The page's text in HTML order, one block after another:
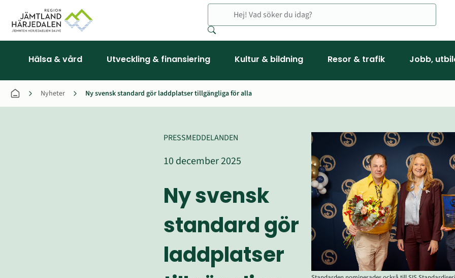
Hälsa & vård Utveckling & finansiering Kultur & bildning Resor & trafik Jobb,
Nyheter Ny svensk standard gör laddplatser tillgängliga för alla
Ny svensk
standard gör
laddplatser
10 december 2025
PRESSMEDDELANDEN